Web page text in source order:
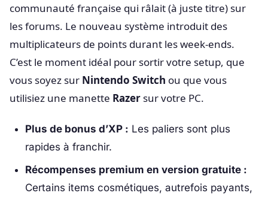
communauté française qui râlait (à juste titre) sur
les forums. Le nouveau système introduit des
multiplicateurs de points durant les week-ends.
C’est le moment idéal pour sortir votre setup, que
vous soyez sur Nintendo Switch ou que vous
utilisiez une manette Razer sur votre PC.
Plus de bonus d’XP : Les paliers sont plus
rapides à franchir.
Récompenses premium en version gratuite :
Certains items cosmétiques, autrefois payants,